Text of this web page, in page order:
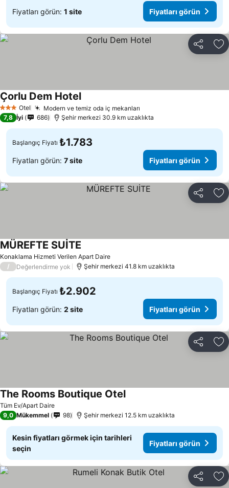
Fiyatları görün: 1 site Fiyatları görün
Paylaş
3 YıldızOtel Modern ve temiz oda iç mekanları
Çorlu Dem HotelFiyatları görün
7,8 İyi 686 Şehir merkezi 30.9 km uzaklıkta
Başlangıç Fiyatı ₺1.783
Fiyatları görün: 7 site Fiyatları görün
Paylaş
Konaklama Hizmeti Verilen Apart Daire
MÜREFTE SUİTE
/ Değerlendirme yok Şehir merkezi 41.8 km uzaklıkta
Başlangıç Fiyatı ₺2.902
Fiyatları görün: 2 site Fiyatları görün
Paylaş
Tüm Ev/Apart Daire
The Rooms Boutique OtelFiyatları görün
9,0 Mükemmel 98 Şehir merkezi 12.5 km uzaklıkta
Kesin fiyatları görmek için tarihleri
seçin
Fiyatları görün
Paylaş